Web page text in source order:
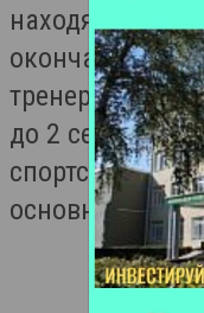
находятся в
окончательной
тренерский
до 2 сентября,
спортсменов
основных и 2